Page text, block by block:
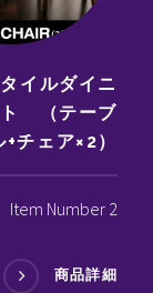
イルダイニ
ト （テーブ
+チェア×2）
Item Number 2
商品詳細